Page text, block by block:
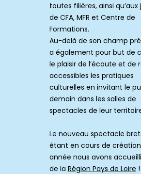
toutes filières, ainsi qu’aux
de CFA, MFR et Centre de
Formations.
Au-delà de son champ
a également pour but de
le plaisir de l’écoute et de
accessibles les pratiques
culturelles en invitant le
demain dans les salles de
spectacles de leur
Le nouveau spectacle
étant en cours de
année nous avons
de la Région Pays de Loire !